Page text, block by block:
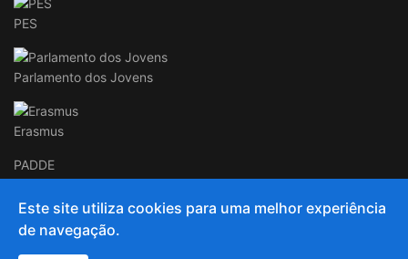
PES
Parlamento dos Jovens
Erasmus
PADDE
Este site utiliza cookies para uma melhor experiência
de navegação.